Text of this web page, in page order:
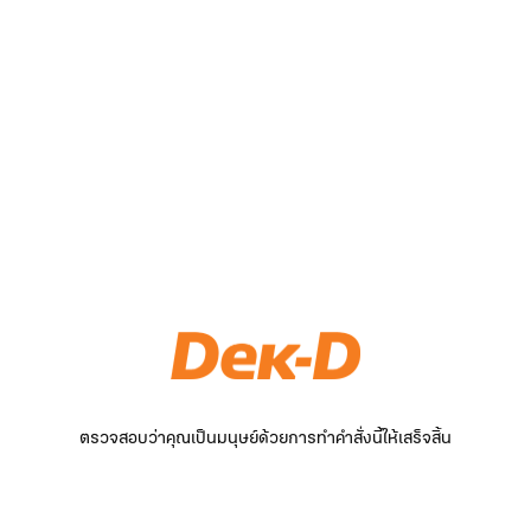
ตรวจสอบว่าคุณเป็นมนุษย์ด้วยการทำคำสั่งนี้ให้เสร็จสิ้น